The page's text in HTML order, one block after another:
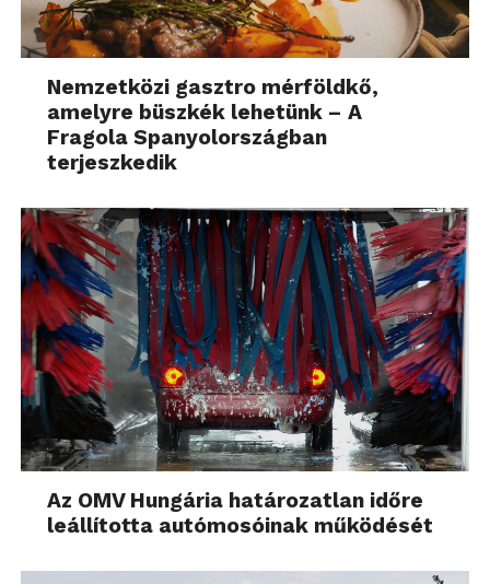
Nemzetközi gasztro mérföldkő,
amelyre büszkék lehetünk – A
Fragola Spanyolországban
terjeszkedik
Az OMV Hungária határozatlan időre
leállította autómosóinak működését